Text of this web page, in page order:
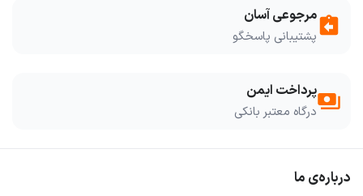
assignment_returnمرجوعی آسان
پشتیبانی پاسخگو
paymentsپرداخت ایمن
درگاه معتبر بانکی
درباره‌ی ما